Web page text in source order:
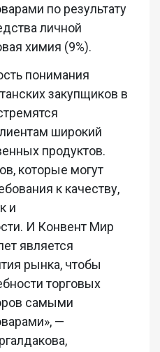
по результату
личной
химия (9%).
понимания
закупщиков в
широкий
продуктов.
которые могут
к качеству,
и
И Конвент Мир
является
рынка, чтобы
торговых
самыми
—